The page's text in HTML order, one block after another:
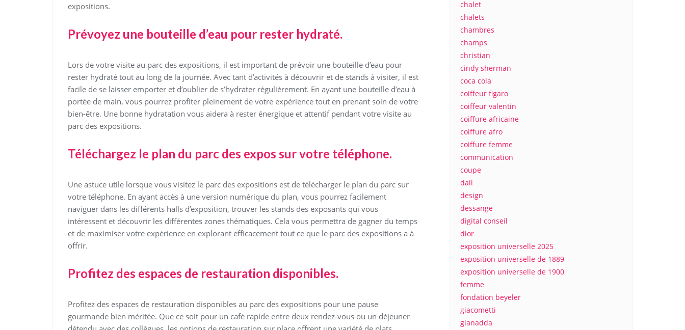
expositions.
Prévoyez une bouteille d’eau pour rester hydraté.
Lors de votre visite au parc des expositions, il est important de prévoir une bouteille d’eau pour
rester hydraté tout au long de la journée. Avec tant d’activités à découvrir et de stands à visiter, il est
facile de se laisser emporter et d’oublier de s’hydrater régulièrement. En ayant une bouteille d’eau à
portée de main, vous pourrez profiter pleinement de votre expérience tout en prenant soin de votre
bien-être. Une bonne hydratation vous aidera à rester énergique et attentif pendant votre visite au
parc des expositions.
Téléchargez le plan du parc des expos sur votre téléphone.
Une astuce utile lorsque vous visitez le parc des expositions est de télécharger le plan du parc sur
votre téléphone. En ayant accès à une version numérique du plan, vous pourrez facilement
naviguer dans les différents halls d’exposition, trouver les stands des exposants qui vous
intéressent et découvrir les différentes zones thématiques. Cela vous permettra de gagner du temps
et de maximiser votre expérience en explorant efficacement tout ce que le parc des expositions a à
offrir.
Profitez des espaces de restauration disponibles.
Profitez des espaces de restauration disponibles au parc des expositions pour une pause
gourmande bien méritée. Que ce soit pour un café rapide entre deux rendez-vous ou un déjeuner
chalet
chalets
chambres
champs
christian
cindy sherman
coca cola
coiffeur figaro
coiffeur valentin
coiffure africaine
coiffure afro
coiffure femme
communication
coupe
dali
design
dessange
digital conseil
dior
exposition universelle 2025
exposition universelle de 1889
exposition universelle de 1900
femme
fondation beyeler
giacometti
gianadda